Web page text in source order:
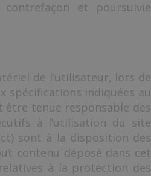
contrefaçon et poursuivie
de l’utilisateur, lors de
spécifications indiquées au
être tenue responsable des
à l’utilisation du site
sont à la disposition des
contenu déposé dans cet
à la protection des